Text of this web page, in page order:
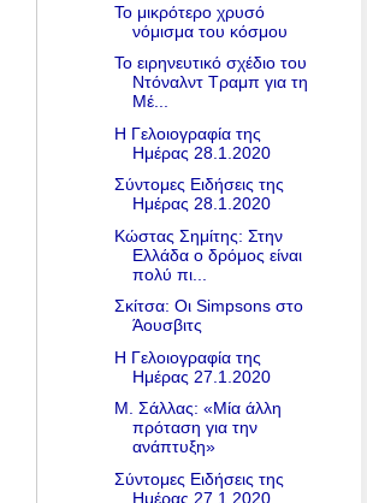
Το μικρότερο χρυσό
νόμισμα του κόσμου
Το ειρηνευτικό σχέδιο του
Ντόναλντ Τραμπ για τη
Μέ...
Η Γελοιογραφία της
Ημέρας 28.1.2020
Σύντομες Ειδήσεις της
Ημέρας 28.1.2020
Κώστας Σημίτης: Στην
Ελλάδα ο δρόμος είναι
πολύ πι...
Σκίτσα: Οι Simpsons στο
Άουσβιτς
Η Γελοιογραφία της
Ημέρας 27.1.2020
Μ. Σάλλας: «Μία άλλη
πρόταση για την
ανάπτυξη»
Σύντομες Ειδήσεις της
Ημέρας 27.1.2020